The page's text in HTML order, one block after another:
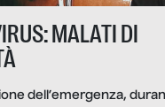
MALATI DI
dell’emergenza,